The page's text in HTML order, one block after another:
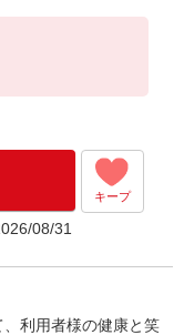
します。
キープ
08/31
利用者様の健康と笑